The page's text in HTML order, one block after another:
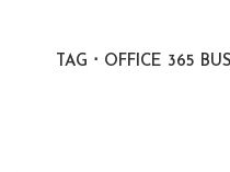
TAG OFFICE 365